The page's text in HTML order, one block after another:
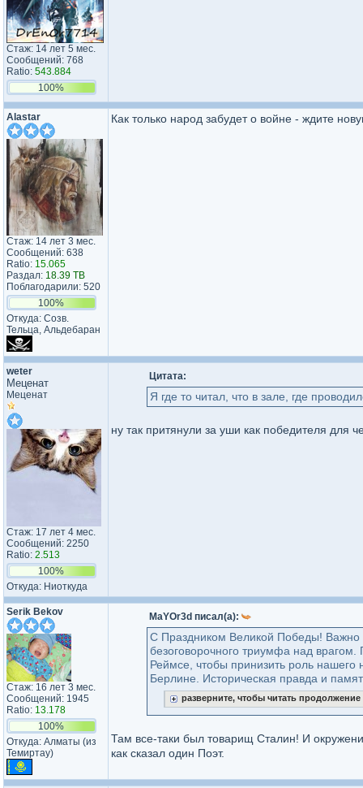
Стаж: 14 лет 5 мес.
Сообщений: 768
Ratio: 543.884
100%
Alastar
Стаж: 14 лет 3 мес.
Сообщений: 638
Ratio: 15.065
Раздал: 18.39 TB
Поблагодарили: 520
100%
Откуда: Созв.
Тельца, Альдебаран
Как только народ забудет о войне - ждите
weter
Меценат
Меценат
Стаж: 17 лет 4 мес.
Сообщений: 2250
Ratio: 2.513
100%
Откуда: Ниоткуда
Цитата:
Я где то читал, что в зале, где
ну так притянули за уши как победителя для
Serik Bekov
Стаж: 16 лет 3 мес.
Сообщений: 1945
Ratio: 13.178
100%
Откуда: Алматы (из
Темиртау)
MaYOr3d писал(а):
С Праздником Великой Победы! Важно
безоговорочного триумфа над
Реймсе, чтобы принизить роль
Берлине. Историческая правда и
разверните, чтобы читать продолжение
Там все-таки был товарищ Сталин! И
как сказал один Поэт.